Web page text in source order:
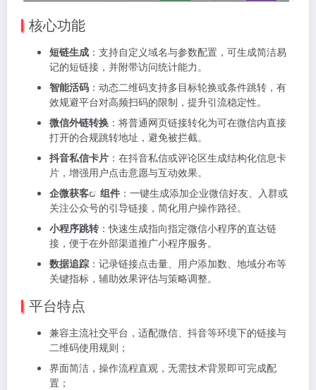
核心功能
短链生成 ：支持自定义域名与参数配置，可生成简洁易
记的短链接，并附带访问统计能力。
智能活码 ：动态二维码支持多目标轮换或条件跳转，有
效规避平台对高频扫码的限制，提升引流稳定性。
微信外链转换 ：将普通网页链接转化为可在微信内直接
打开的合规跳转地址，避免被拦截。
抖音私信卡片 ：在抖音私信或评论区生成结构化信息卡
片，增强用户点击意愿与互动效果。
企微获客
组件 ：一键生成添加企业微信好友、入群或
关注公众号的引导链接，简化用户操作路径。
小程序跳转 ：快速生成指向指定微信小程序的直达链
接，便于在外部渠道推广小程序服务。
数据追踪 ：记录链接点击量、用户添加数、地域分布等
关键指标，辅助效果评估与策略调整。
平台特点
兼容主流社交平台，适配微信、抖音等环境下的链接与
二维码使用规则；
界面简洁，操作流程直观，无需技术背景即可完成配
置；